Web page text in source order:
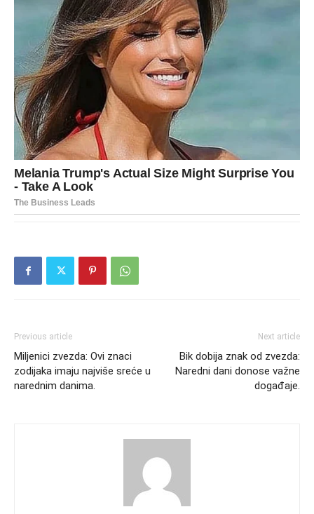
Previous article
Miljenici zvezda: Ovi znaci
zodijaka imaju najviše sreće u
narednim danima.
Next article
Bik dobija znak od zvezda:
Naredni dani donose važne
događaje.